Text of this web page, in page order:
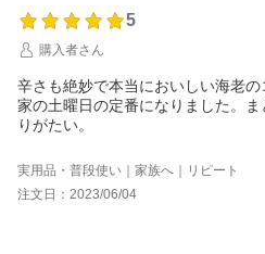
5
購入者さん
辛さも絶妙で本当においしい海老
家の土曜日の定番になりました。
りがたい。
実用品・普段使い｜家族へ｜リピート
注文日：2023/06/04